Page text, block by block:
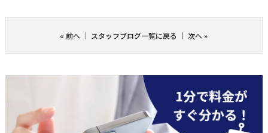
« 前へ ｜ スタッフブログ一覧に戻る ｜次へ»